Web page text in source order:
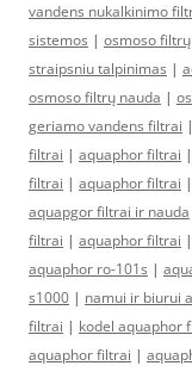
vandens nukalkinimo
sistemos | osmoso
straipsniu talpinimas |
osmoso filtrų nauda |
geriamo vandens filtrai |
filtrai | aquaphor filtrai |
filtrai | aquaphor filtrai |
aquapgor filtrai ir nauda
filtrai | aquaphor filtrai |
aquaphor ro-101s |
s1000 | namui ir biurui
filtrai | kodel aquaphor
aquaphor filtrai |